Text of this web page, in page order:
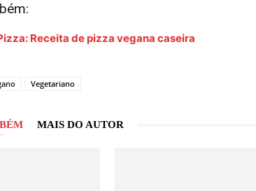
Receita de pizza vegana caseira
Vegetariano
MAIS DO AUTOR